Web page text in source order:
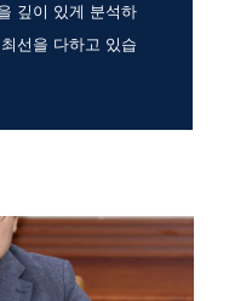
깊이 있게 분석하
선을 다하고 있습